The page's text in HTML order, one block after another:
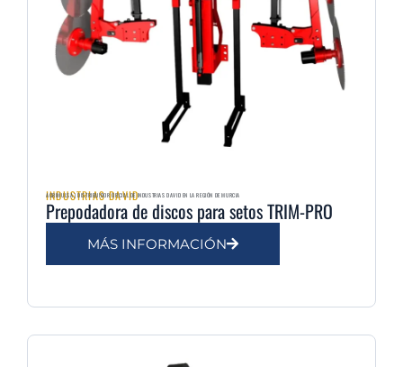
INDUSTRIAS DAVID
AGRIMULSA | DISTRIBUIDOR OFICIAL DE INDUSTRIAS DAVID EN LA REGIÓN DE MURCIA
Prepodadora de discos para setos TRIM-PRO
MÁS INFORMACIÓN